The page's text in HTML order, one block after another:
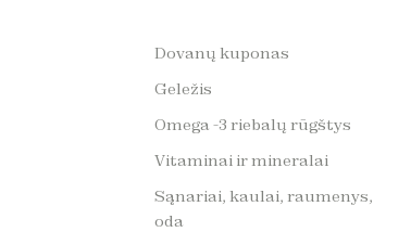
Dovanų kuponas
Geležis
Omega -3 riebalų rūgštys
Vitaminai ir mineralai
Sąnariai, kaulai, raumenys,
oda